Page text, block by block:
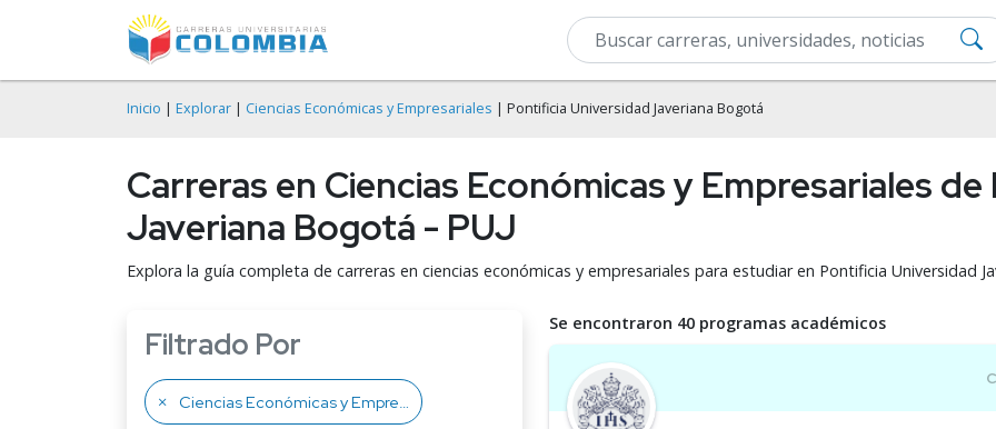
Inicio | Explorar | Ciencias Económicas y Empresariales | Pontificia Universidad Javeriana Bogotá
Carreras en Ciencias Económicas y Empresariales
Javeriana Bogotá - PUJ
Explora la guía completa de carreras en ciencias económicas y empresariales para estudiar en Pontificia Universidad
Filtrado Por
Ciencias Económicas y Empresariales
Se encontraron 40 programas académicos